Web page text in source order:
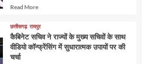
Read MoreRead
about
छत्तीसगढ़ रायपुर
कैबिनेट सचिव ने राज्यों के मुख्य सचिवों के साथ
वीडियो कॉन्फ्रेंसिंग में सुधारात्मक उपायों पर की
चर्चा